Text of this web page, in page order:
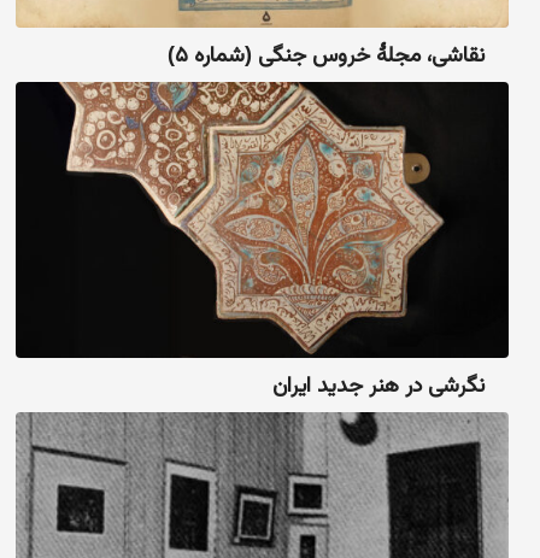
نقاشی، مجلهٔ خروس جنگی (شماره ۵)
نگرشی در هنر جدید ایران